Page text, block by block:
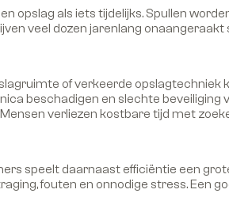
opslag als iets tijdelijks. Spullen
veel dozen jarenlang
of verkeerde
beschadigen en slechte
verliezen kostbare tijd met
speelt daarnaast efficiëntie een
fouten en onnodige stress. Een